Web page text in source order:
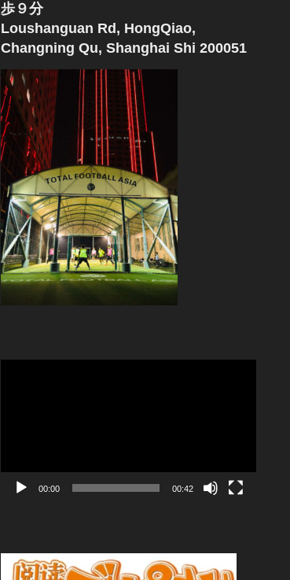
歩９分
Loushanguan Rd, HongQiao,
Changning Qu, Shanghai Shi 200051
ー
00:00 00:42